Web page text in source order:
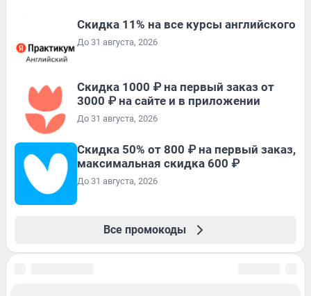
Скидка 11% на все курсы английского
До 31 августа, 2026
Скидка 1000 ₽ на первый заказ от
3000 ₽ на сайте и в приложении
До 31 августа, 2026
Скидка 50% от 800 ₽ на первый заказ,
максимальная скидка 600 ₽
До 31 августа, 2026
Все промокоды